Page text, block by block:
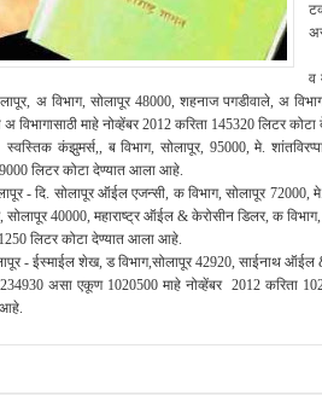
व
अ विभाग, सोलापूर 48000, शहनाज पगडीवाले, अ
विभागासाठी माहे नोव्हेंबर 2012 करिता 145320 लिटर
कंझुमर्स,, ब विभाग, सोलापूर, 95000, मे.
लिटर कोटा देण्यात आला आहे.
दि. सोलापूर ऑईल एजन्सी, क विभाग, सोलापूर 72000, मे.
40000, महाराष्ट्र ऑईल & केरोसीन डिलर, क
लिटर कोटा देण्यात आला आहे.
ईस्माईल शेख, ड विभाग,सोलापूर 42920, साईनाथ ऑईल &
234930 असा एकूण 1020500 माहे नोव्हेंबर 2012 करिता